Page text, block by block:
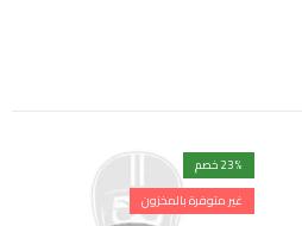
23% خصم
غير متوفرة بالمخزون